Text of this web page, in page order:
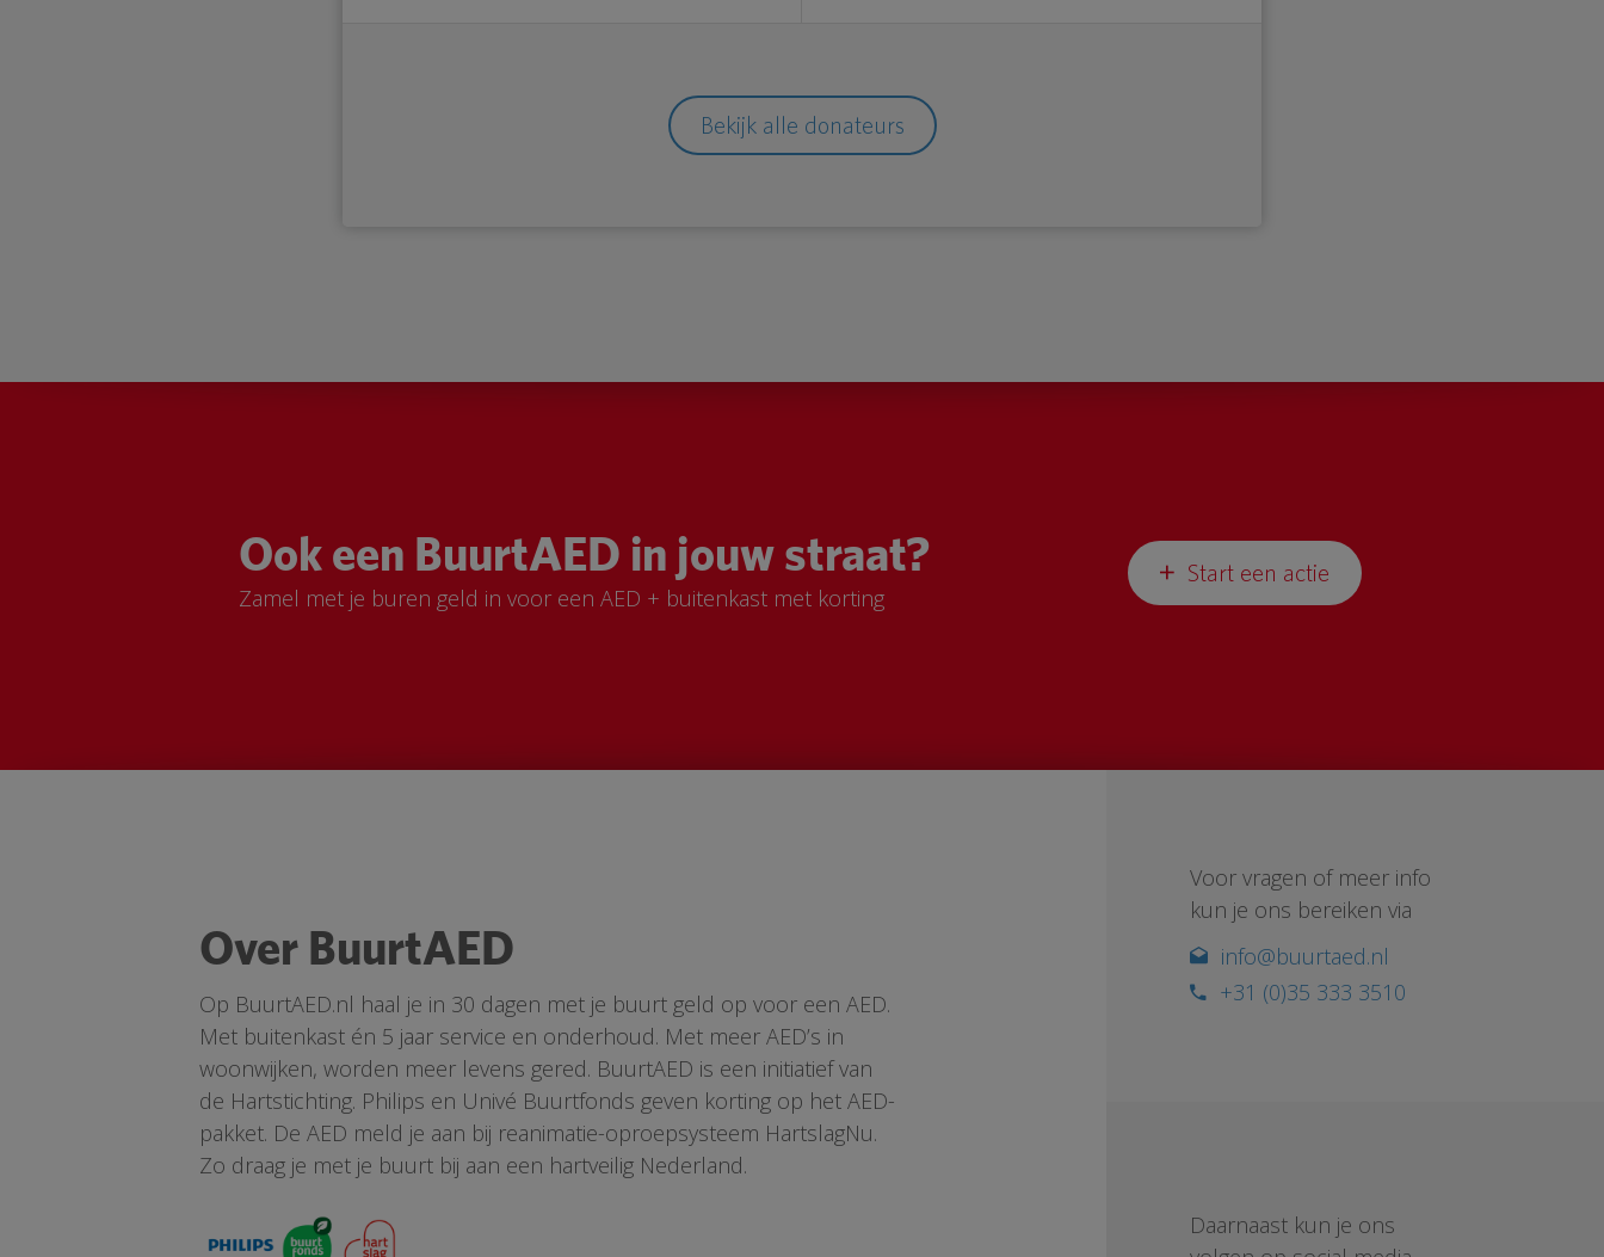
Bekijk alle donateurs
Ook een BuurtAED in jouw straat?
Zamel met je buren geld in voor een AED + buitenkast met korting
Start een actie
Over BuurtAED
Op BuurtAED.nl haal je in 30 dagen met je buurt geld op voor een AED.
Met buitenkast én 5 jaar service en onderhoud. Met meer AED’s in
woonwijken, worden meer levens gered. BuurtAED is een initiatief van
de Hartstichting. Philips en Univé Buurtfonds geven korting op het AED-
pakket. De AED meld je aan bij reanimatie-oproepsysteem HartslagNu.
Zo draag je met je buurt bij aan een hartveilig Nederland.
Voor vragen of meer info
kun je ons bereiken via
info@buurtaed.nl
+31 (0)35 333 3510
Daarnaast kun je ons